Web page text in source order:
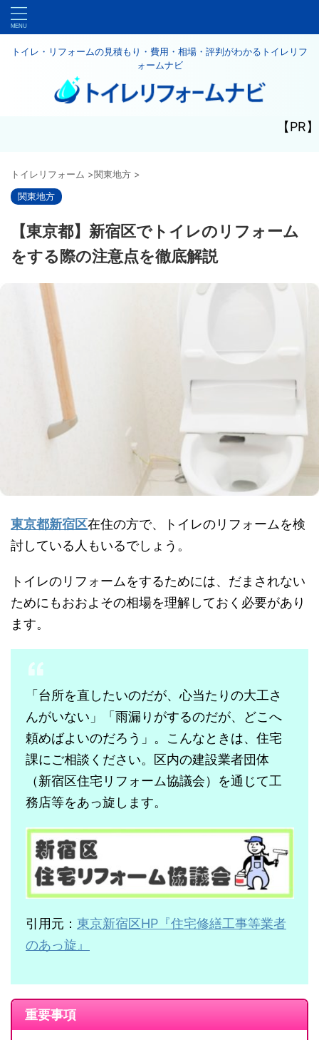
トイレ・リフォームの見積もり・費用・相場・評判がわかるトイレリフ
ォームナビ
【PR】
トイレリフォーム >関東地方 >
関東地方
【東京都】新宿区でトイレのリフォーム
をする際の注意点を徹底解説
東京都新宿区在住の方で、トイレのリフォームを検
討している人もいるでしょう。
トイレのリフォームをするためには、だまされない
ためにもおおよその相場を理解しておく必要があり
ます。
「台所を直したいのだが、心当たりの大工さ
んがいない」「雨漏りがするのだが、どこへ
頼めばよいのだろう」。こんなときは、住宅
課にご相談ください。区内の建設業者団体
（新宿区住宅リフォーム協議会）を通じて工
務店等をあっ旋します。
引用元： 東京新宿区HP『住宅修繕工事等業者
のあっ旋』
重要事項